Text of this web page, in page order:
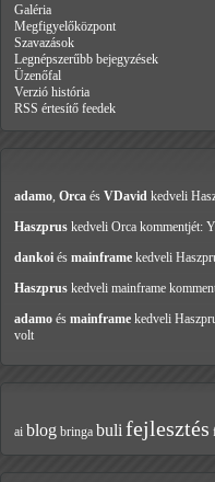
Galéria
Megfigyelőközpont
Szavazások
Legnépszerűbb bejegyzések
Üzenőfal
Verzió história
RSS értesítő feedek
adamo, Orca és VDavid kedveli
Haszprus kedveli Orca kommentjét:
dankoi és mainframe kedveli
Haszprus kedveli mainframe
adamo és mainframe kedveli
volt
ai blog bringa buli fejlesztés